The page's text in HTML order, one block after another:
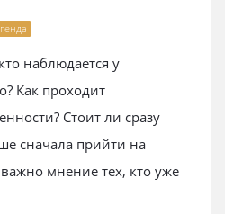
наблюдается у
Как проходит
Стоит ли сразу
сначала прийти на
мнение тех, кто уже